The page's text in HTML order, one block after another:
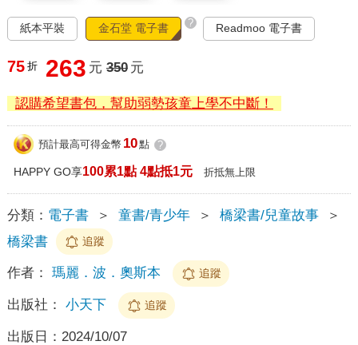
紙本平裝 金石堂 電子書 ? Readmoo 電子書
75 折 263 元 350 元
認購希望書包，幫助弱勢孩童上學不中斷！
預計最高可得金幣 10點 ?
HAPPY GO享100累1點 4點抵1元 折抵無上限
分類： 電子書 ＞ 童書/青少年 ＞ 橋梁書/兒童故事
＞
橋梁書
追蹤
作者： 瑪麗．波．奧斯本 追蹤
出版社： 小天下 追蹤
出版日： 2024/10/07